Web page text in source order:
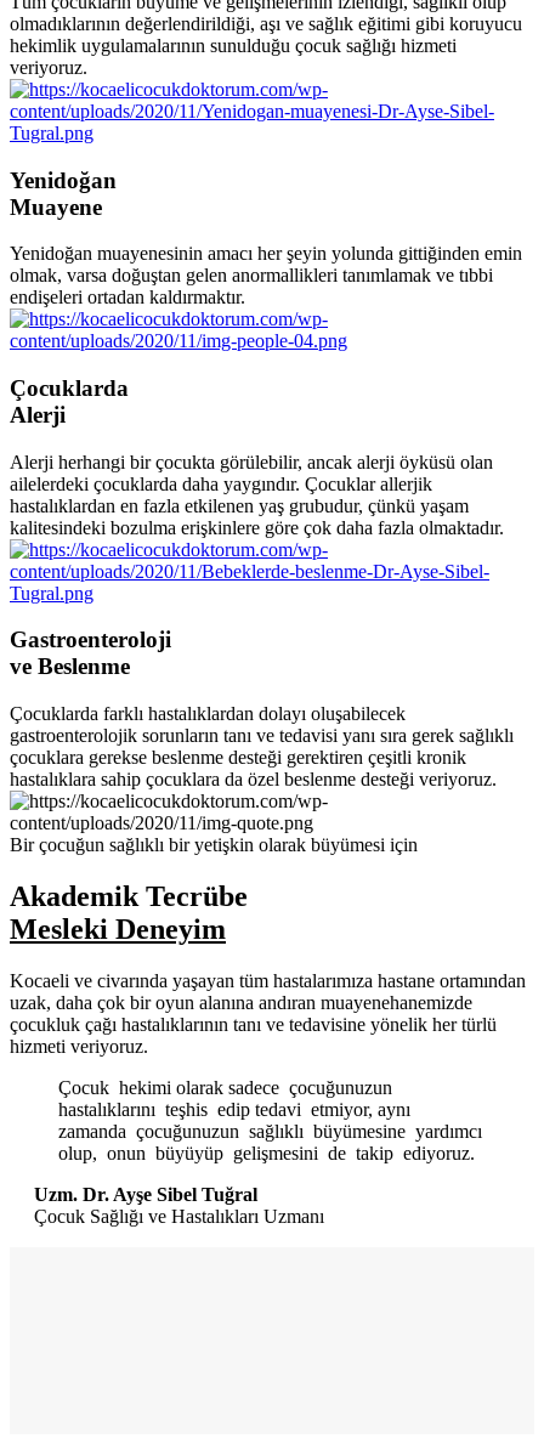
veriyoruz.
Yenidoğan
Muayene
Yenidoğan muayenesinin amacı her şeyin yolunda gittiğinden emin
olmak, varsa doğuştan gelen anormallikleri tanımlamak ve tıbbi
Çocuklarda
Alerji
Alerji herhangi bir çocukta görülebilir, ancak alerji öyküsü olan
ailelerdeki çocuklarda daha yaygındır. Çocuklar allerjik
kalitesindeki bozulma erişkinlere göre çok daha fazla olmaktadır.
Gastroenteroloji
ve Beslenme
Çocuklarda farklı hastalıklardan dolayı oluşabilecek
gastroenterolojik sorunların tanı ve tedavisi yanı sıra gerek sağlıklı
hastalıklara sahip çocuklara da özel beslenme desteği veriyoruz.
Bir çocuğun sağlıklı bir yetişkin olarak büyümesi için
Akademik Tecrübe
Kocaeli ve civarında yaşayan tüm hastalarımıza hastane ortamından
uzak, daha çok bir oyun alanına andıran muayenehanemizde
hizmeti veriyoruz.
Çocuk hekimi olarak sadece çocuğunuzun
hastalıklarını teşhis edip tedavi etmiyor, aynı
olup, onun büyüyüp gelişmesini de takip ediyoruz.
Uzm. Dr. Ayşe Sibel Tuğral
Çocuk Sağlığı ve Hastalıkları Uzmanı